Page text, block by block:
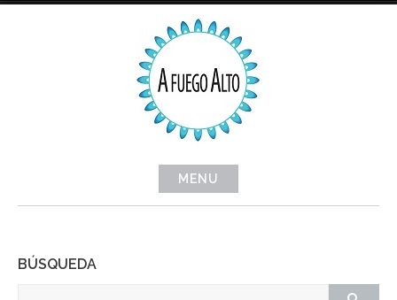
MENU
BÚSQUEDA